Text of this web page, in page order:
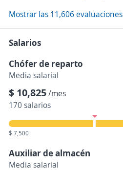
Mostrar las 11,606 evaluaciones
Salarios
Chófer de reparto
Media salarial
$ 10,825/mes
170 salarios
$ 7,500
Auxiliar de almacén
Media salarial